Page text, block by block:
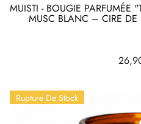
MUISTI - BOUGIE
MUSC BLANC – CIRE
Prix
Rupture De Stock